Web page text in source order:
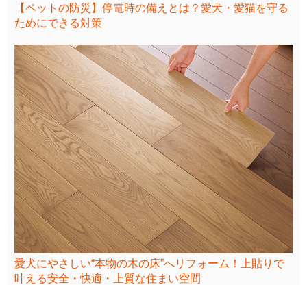
【ペットの防災】停電時の備えとは？愛犬・愛猫を守る
ためにできる対策
愛犬にやさしい“本物の木の床”へリフォーム！上貼りで
叶える安全・快適・上質な住まい空間